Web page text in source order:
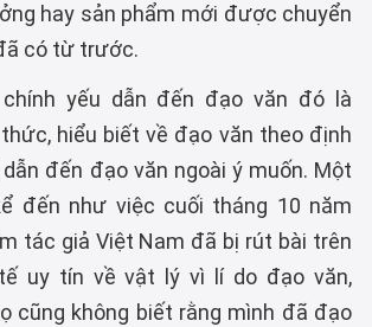
hay sản phẩm mới được chuyển
có từ trước.
chính yếu dẫn đến đạo văn đó là
hiểu biết về đạo văn theo định
đến đạo văn ngoài ý muốn. Một
đến như việc cuối tháng 10 năm
tác giả Việt Nam đã bị rút bài trên
uy tín về vật lý vì lí do đạo văn,
cũng không biết rằng mình đã đạo